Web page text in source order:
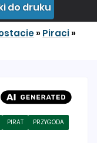
do druku
» Piraci»
PIRAT
PRZYGODA